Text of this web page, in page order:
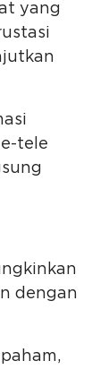
yang
tele
dengan